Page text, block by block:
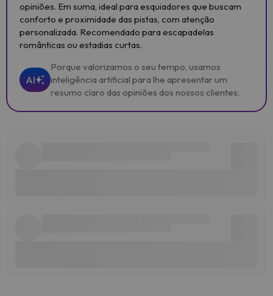
opiniões. Em suma, ideal para esquiadores que buscam
conforto e proximidade das pistas, com atenção
personalizada. Recomendado para escapadelas
românticas ou estadias curtas.
AI
Porque valorizamos o seu tempo, usamos
inteligência artificial para lhe apresentar um
resumo claro das opiniões dos nossos clientes.